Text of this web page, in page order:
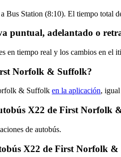
Bus Station (8:10). El tiempo
puntual, adelantado o
en tiempo real y los cambios en
Norfolk & Suffolk?
& Suffolk en la aplicación,
X22 de First Norfolk
de autobús.
X22 de First Norfolk